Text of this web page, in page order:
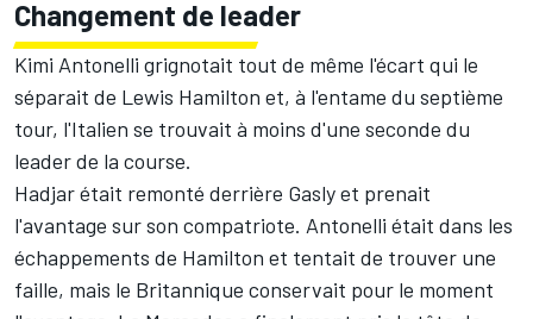
Changement de leader
Kimi Antonelli grignotait tout de même l'écart qui le
séparait de Lewis Hamilton et, à l'entame du septième
tour, l'Italien se trouvait à moins d'une seconde du
leader de la course.
Hadjar était remonté derrière Gasly et prenait
l'avantage sur son compatriote. Antonelli était dans les
échappements de Hamilton et tentait de trouver une
faille, mais le Britannique conservait pour le moment